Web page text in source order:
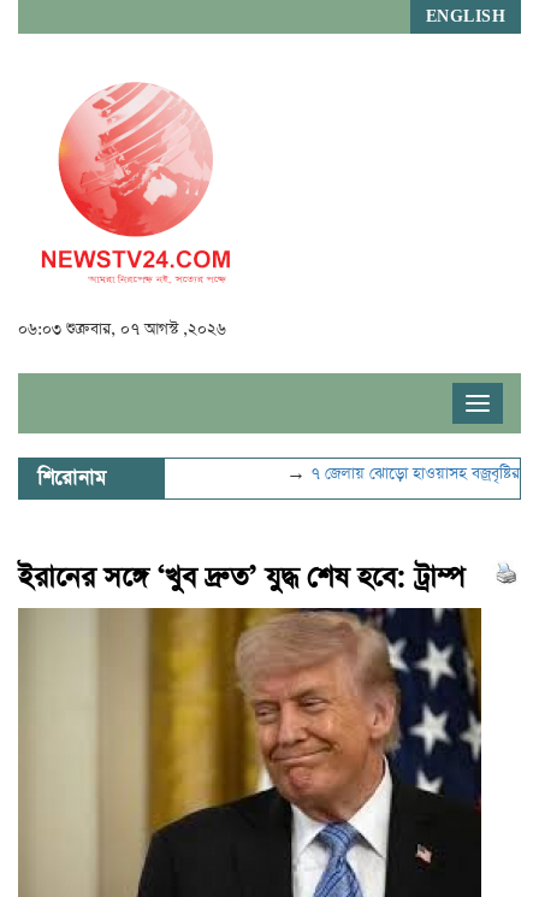
ENGLISH
০৬:০৩ শুক্রবার, ০৭ আগস্ট ,২০২৬
Toggle
শিরোনাম ৭ জেলায় ঝোড়ো হাওয়াসহ বজ্রবৃষ্টির শঙ্কা
ইরানের সঙ্গে ‘খুব দ্রুত’ যুদ্ধ শেষ হবে: ট্রাম্প